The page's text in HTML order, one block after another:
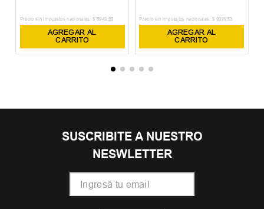
Precio sin impuestos nacionales: $ 5949 59
AGREGAR AL
CARRITO
Precio sin impuestos nacionales: $ 9916 53
AGREGAR AL
CARRITO
SUSCRIBITE A NUESTRO
NESWLETTER